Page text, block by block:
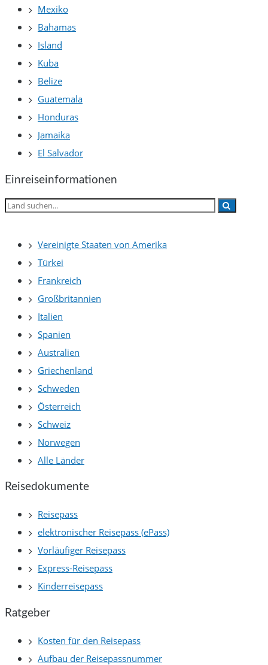
Mexiko
Bahamas
Island
Kuba
Belize
Guatemala
Honduras
Jamaika
El Salvador
Einreiseinformationen
Vereinigte Staaten von Amerika
Türkei
Frankreich
Großbritannien
Italien
Spanien
Australien
Griechenland
Schweden
Österreich
Schweiz
Norwegen
Alle Länder
Reisedokumente
Reisepass
elektronischer Reisepass (ePass)
Vorläufiger Reisepass
Express-Reisepass
Kinderreisepass
Ratgeber
Kosten für den Reisepass
Aufbau der Reisepassnummer